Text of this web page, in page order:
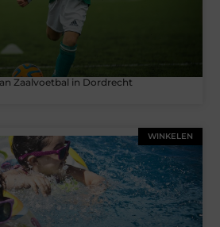
Zaalvoetbal in Dordrecht
WINKELEN